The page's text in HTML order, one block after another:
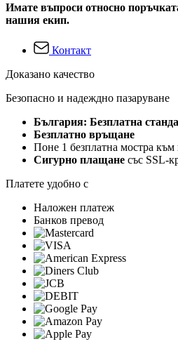
Имате въпроси относно
нашия екип.
Контакт
Доказано качество
Безопасно и надеждно пазаруване
България: Безплатна
Безплатно връщане
Поне 1 безплатна мостра към
Сигурно плащане със SSL-
Платете удобно с
Наложен платеж
Банков превод